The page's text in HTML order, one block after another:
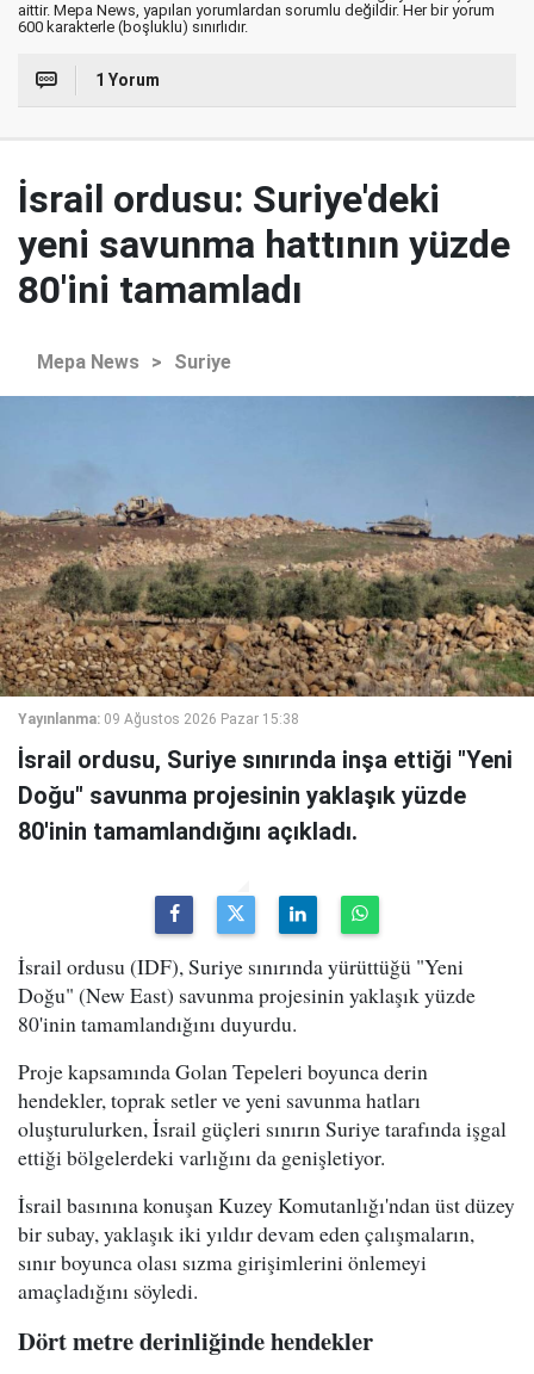
aittir. Mepa News, yapılan yorumlardan sorumlu değildir. Her bir yorum
600 karakterle (boşluklu) sınırlıdır.
1 Yorum
İsrail ordusu: Suriye'deki
yeni savunma hattının yüzde
80'ini tamamladı
Mepa News > Suriye
Yayınlanma: 09 Ağustos 2026 Pazar 15:38
İsrail ordusu, Suriye sınırında inşa ettiği "Yeni
Doğu" savunma projesinin yaklaşık yüzde
80'inin tamamlandığını açıkladı.
İsrail ordusu (IDF), Suriye sınırında yürüttüğü "Yeni
Doğu" (New East) savunma projesinin yaklaşık yüzde
80'inin tamamlandığını duyurdu.
Proje kapsamında Golan Tepeleri boyunca derin
hendekler, toprak setler ve yeni savunma hatları
oluşturulurken, İsrail güçleri sınırın Suriye tarafında işgal
ettiği bölgelerdeki varlığını da genişletiyor.
İsrail basınına konuşan Kuzey Komutanlığı'ndan üst düzey
bir subay, yaklaşık iki yıldır devam eden çalışmaların,
sınır boyunca olası sızma girişimlerini önlemeyi
amaçladığını söyledi.
Dört metre derinliğinde hendekler